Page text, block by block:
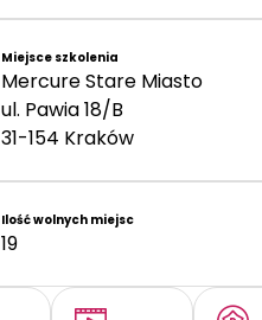
Miejsce szkolenia
Mercure Stare Miasto
ul. Pawia 18/B
31-154 Kraków
Ilość wolnych miejsc
19